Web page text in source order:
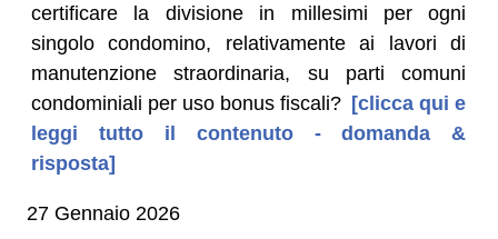
certificare la divisione in millesimi per ogni
singolo condomino, relativamente ai lavori di
manutenzione straordinaria, su parti comuni
condominiali per uso bonus fiscali? [clicca qui e
leggi tutto il contenuto - domanda &
risposta]
27 Gennaio 2026